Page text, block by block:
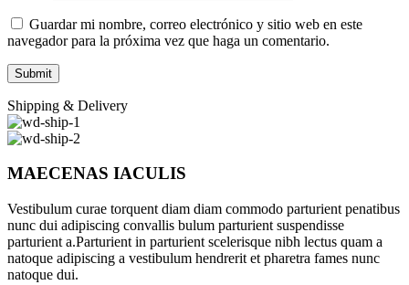
Guardar mi nombre, correo electrónico y sitio web en este
navegador para la próxima vez que haga un comentario.
Shipping & Delivery
MAECENAS IACULIS
Vestibulum curae torquent diam diam commodo parturient penatibus
nunc dui adipiscing convallis bulum parturient suspendisse
parturient a.Parturient in parturient scelerisque nibh lectus quam a
natoque adipiscing a vestibulum hendrerit et pharetra fames nunc
natoque dui.